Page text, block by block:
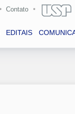
Contato
EDITAIS